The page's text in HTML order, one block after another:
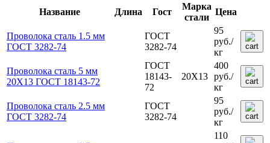
Название Длина Гост
Марка
стали
Цена
Проволока сталь 1.5 мм
ГОСТ 3282-74
ГОСТ
3282-74
95
руб./
кг
Проволока сталь 5 мм
20Х13 ГОСТ 18143-72
ГОСТ
18143-
72
20Х13
400
руб./
кг
Проволока сталь 2.5 мм
ГОСТ 3282-74
ГОСТ
3282-74
95
руб./
кг
110